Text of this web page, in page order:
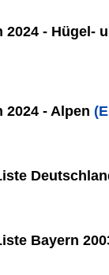
- Hügel-
2024 - Alpen
Bayern